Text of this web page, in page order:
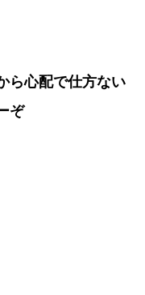
ら心配で仕方ない
ぞ